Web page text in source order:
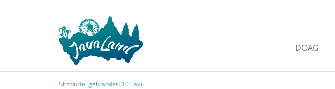
DOAG
Sitzwürfel gebrandet (10 Pax)